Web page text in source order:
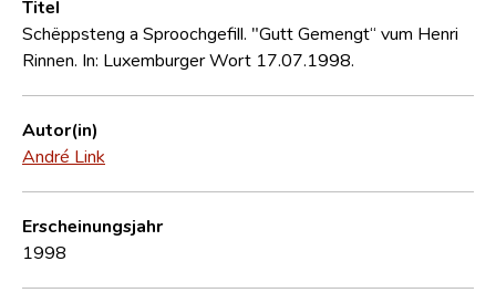
Forschungsgruppe
Titel
Schëppsteng a Sproochgefill. "Gutt Gemengt“ vum Henri
Rinnen. In: Luxemburger Wort 17.07.1998.
Autor(in)
André Link
Erscheinungsjahr
1998